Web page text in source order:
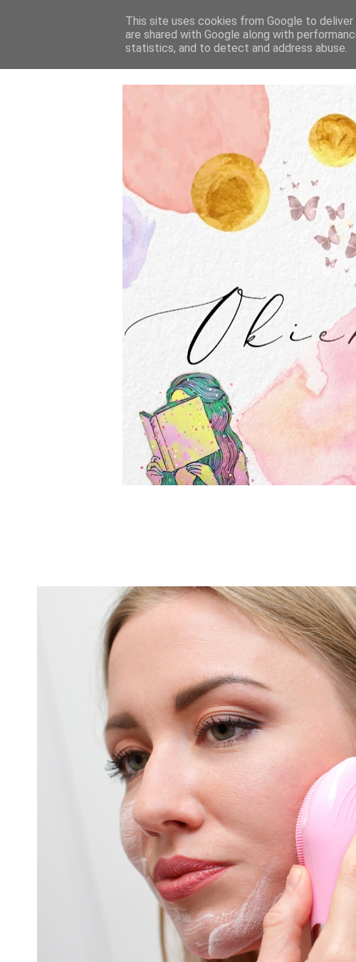
This site uses cookies from Google to
are shared with Google along with
statistics, and to detect and address abuse.